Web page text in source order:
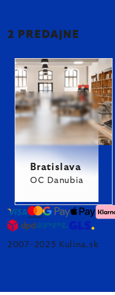
2 PREDAJNE
Bratislava
OC Danubia
2007–2025 Kulina.sk